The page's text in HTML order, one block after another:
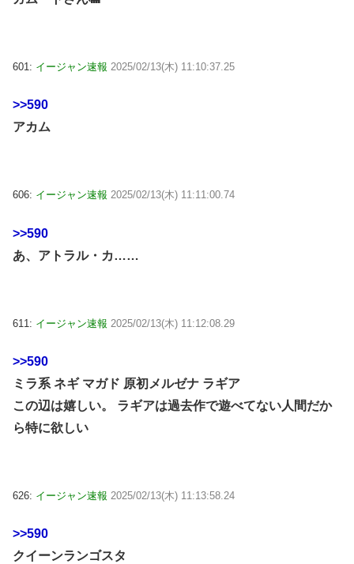
601: イージャン速報 2025/02/13(木) 11:10:37.25
>>590
アカム
606: イージャン速報 2025/02/13(木) 11:11:00.74
>>590
あ、アトラル・カ……
611: イージャン速報 2025/02/13(木) 11:12:08.29
>>590
ミラ系 ネギ マガド 原初メルゼナ ラギア
この辺は嬉しい。 ラギアは過去作で遊べてない人間だか
ら特に欲しい
626: イージャン速報 2025/02/13(木) 11:13:58.24
>>590
クイーンランゴスタ